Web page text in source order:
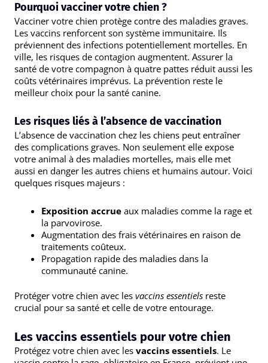
Pourquoi vacciner votre chien ?
Vacciner votre chien protège contre des maladies graves.
Les vaccins renforcent son système immunitaire. Ils
préviennent des infections potentiellement mortelles. En
ville, les risques de contagion augmentent. Assurer la
santé de votre compagnon à quatre pattes réduit aussi les
coûts vétérinaires imprévus. La prévention reste le
meilleur choix pour la santé canine.
Les risques liés à l’absence de vaccination
L’absence de vaccination chez les chiens peut entraîner
des complications graves. Non seulement elle expose
votre animal à des maladies mortelles, mais elle met
aussi en danger les autres chiens et humains autour. Voici
quelques risques majeurs :
Exposition accrue aux maladies comme la rage et
la parvovirose.
Augmentation des frais vétérinaires en raison de
traitements coûteux.
Propagation rapide des maladies dans la
communauté canine.
Protéger votre chien avec les vaccins essentiels reste
crucial pour sa santé et celle de votre entourage.
Les vaccins essentiels pour votre chien
Protégez votre chien avec les vaccins essentiels. Le